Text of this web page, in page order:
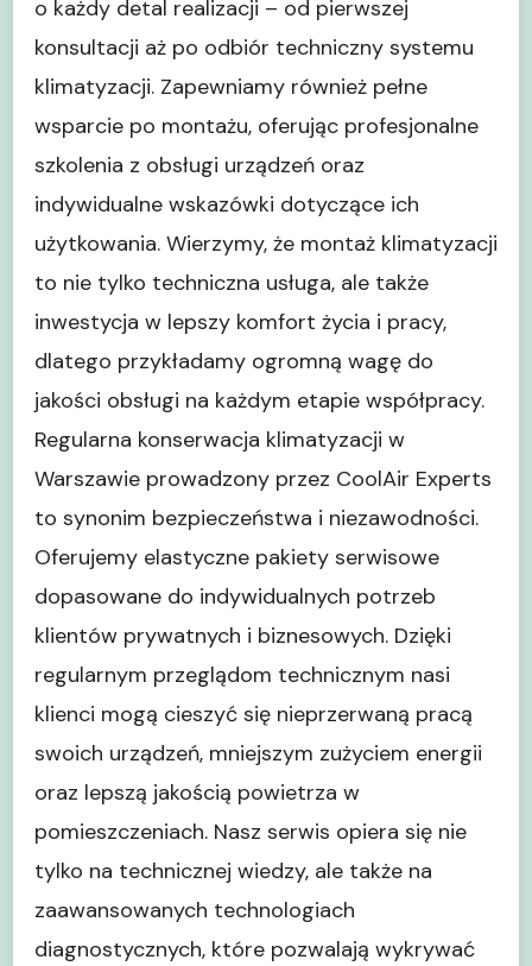
o każdy detal realizacji – od pierwszej
konsultacji aż po odbiór techniczny systemu
klimatyzacji. Zapewniamy również pełne
wsparcie po montażu, oferując profesjonalne
szkolenia z obsługi urządzeń oraz
indywidualne wskazówki dotyczące ich
użytkowania. Wierzymy, że montaż klimatyzacji
to nie tylko techniczna usługa, ale także
inwestycja w lepszy komfort życia i pracy,
dlatego przykładamy ogromną wagę do
jakości obsługi na każdym etapie współpracy.
Regularna konserwacja klimatyzacji w
Warszawie prowadzony przez CoolAir Experts
to synonim bezpieczeństwa i niezawodności.
Oferujemy elastyczne pakiety serwisowe
dopasowane do indywidualnych potrzeb
klientów prywatnych i biznesowych. Dzięki
regularnym przeglądom technicznym nasi
klienci mogą cieszyć się nieprzerwaną pracą
swoich urządzeń, mniejszym zużyciem energii
oraz lepszą jakością powietrza w
pomieszczeniach. Nasz serwis opiera się nie
tylko na technicznej wiedzy, ale także na
zaawansowanych technologiach
diagnostycznych, które pozwalają wykrywać